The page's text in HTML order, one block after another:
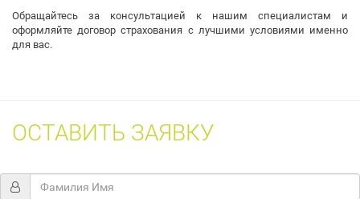
Обращайтесь за консультацией к нашим специалистам и
оформляйте договор страхования с лучшими условиями именно
для вас.
ОСТАВИТЬ ЗАЯВКУ